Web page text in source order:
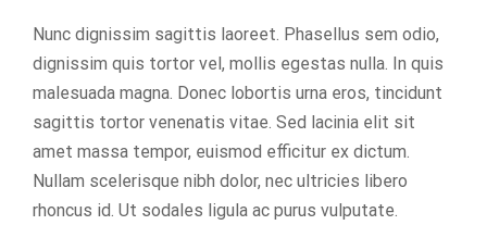
Nunc dignissim sagittis laoreet. Phasellus sem odio,
dignissim quis tortor vel, mollis egestas nulla. In quis
malesuada magna. Donec lobortis urna eros, tincidunt
sagittis tortor venenatis vitae. Sed lacinia elit sit
amet massa tempor, euismod efficitur ex dictum.
Nullam scelerisque nibh dolor, nec ultricies libero
rhoncus id. Ut sodales ligula ac purus vulputate.